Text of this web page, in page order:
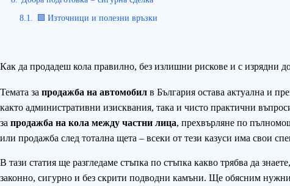
8.1. 🟩 Източници и полезни връзки
Как да продадеш кола правилно, без излишни рискове и с изрядни
Темата за продажба на автомобил в България остава актуална и
както административни изисквания, така и чисто практични
за продажба на кола между частни лица, прехвърляне по
или продажба след тотална щета – всеки от тези казуси има свои
В тази статия ще разгледаме стъпка по стъпка какво трябва да
законно, сигурно и без скрити подводни камъни. Ще обясним